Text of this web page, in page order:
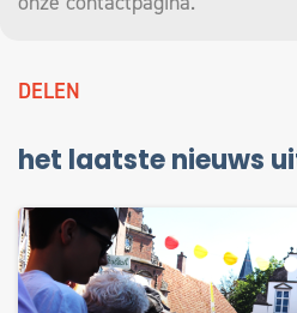
DELEN
het laatste nieuws